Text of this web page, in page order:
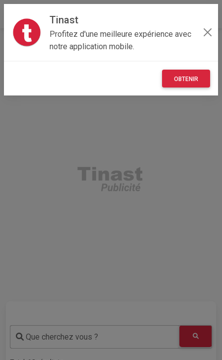
Tinast
Profitez d'une meilleure expérience avec
notre application mobile.
OBTENIR
Accueil Recherche Professionnel
Que cherchez vous ?